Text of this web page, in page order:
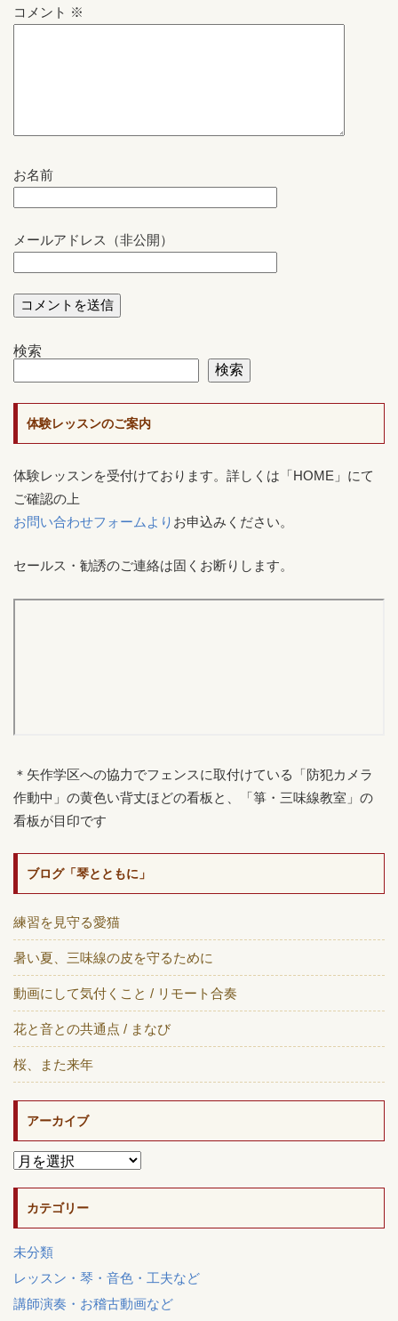
コメント ※
お名前
メールアドレス（非公開）
検索
検索
体験レッスンのご案内
体験レッスンを受付けております。詳しくは「HOME」にて
ご確認の上
お問い合わせフォームより お申込みください。
セールス・勧誘のご連絡は固くお断りします。
＊矢作学区への協力でフェンスに取付けている「防犯カメラ
作動中」の黄色い背丈ほどの看板と、「箏・三味線教室」の
看板が目印です
ブログ「琴とともに」
練習を見守る愛猫
暑い夏、三味線の皮を守るために
動画にして気付くこと / リモート合奏
花と音との共通点 / まなび
桜、また来年
アーカイブ
カテゴリー
未分類
レッスン・琴・音色・工夫など
講師演奏・お稽古動画など